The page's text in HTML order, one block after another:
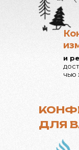
и
чью
ДЛЯ